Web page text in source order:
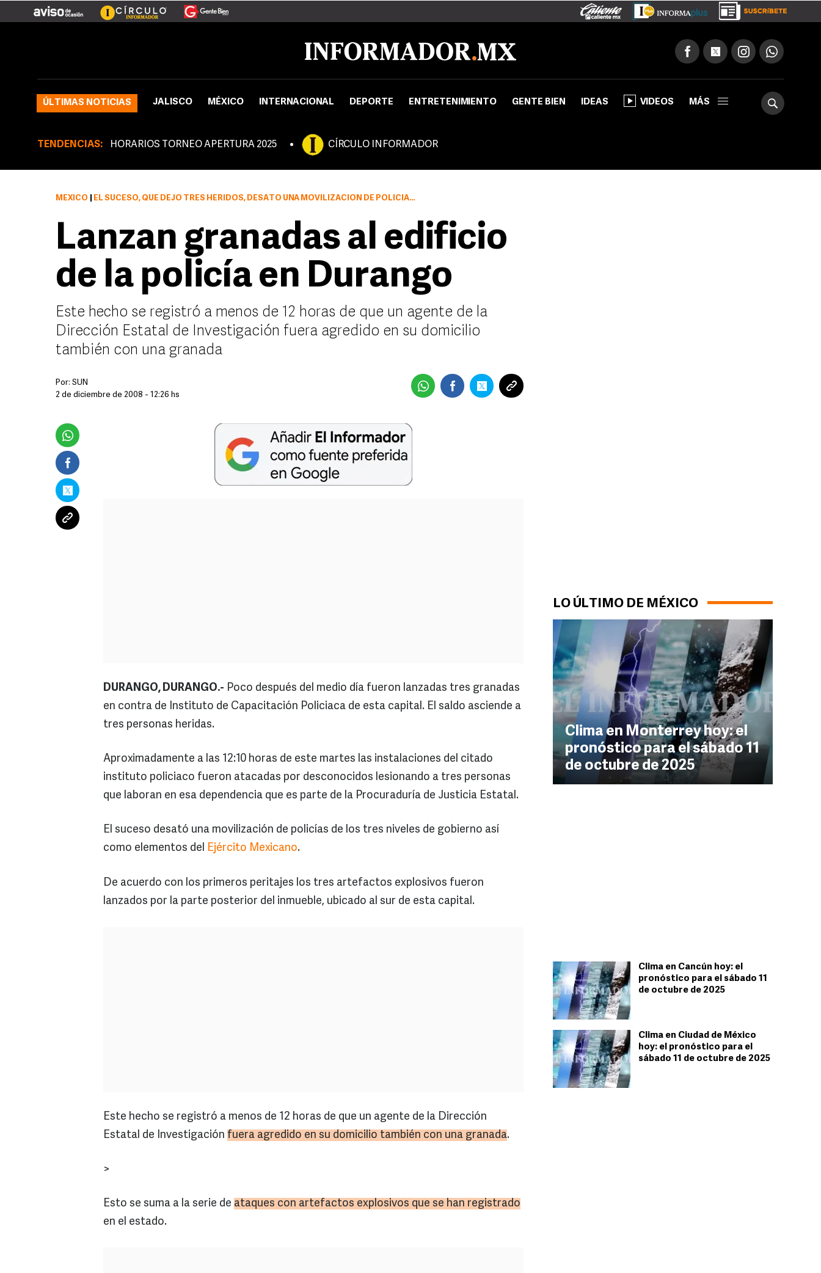
ÚLTIMAS NOTICIAS JALISCO MÉXICO INTERNACIONAL DEPORTE ENTRETENIMIENTO GENTE BIEN IDEAS VIDEOS MÁS
TENDENCIAS: HORARIOS TORNEO APERTURA 2025 CÍRCULO INFORMADOR
LO ÚLTIMO DE MÉXICO
Clima en Monterrey hoy: el
pronóstico para el sábado 11
de octubre de 2025
Clima en Cancún hoy: el
pronóstico para el sábado 11
de octubre de 2025
Clima en Ciudad de México
hoy: el pronóstico para el
sábado 11 de octubre de 2025
MÉXICO EL SUCESO, QUE DEJÓ TRES HERIDOS, DESATÓ UNA MOVILIZACIÓN DE POLICÍAS DE LOS TRES NIVELES DE GOBIERNO ASÍ COMO ELEMENTOS DEL EJÉRCITO
Lanzan granadas al edificio
de la policía en Durango
Este hecho se registró a menos de 12 horas de que un agente de la
Dirección Estatal de Investigación fuera agredido en su domicilio
también con una granada
Por: SUN
2 de diciembre de 2008 - 12:26 hs
DURANGO, DURANGO.- Poco después del medio día fueron lanzadas tres granadas
en contra de Instituto de Capacitación Policiaca de esta capital. El saldo asciende a
tres personas heridas.
Aproximadamente a las 12:10 horas de este martes las instalaciones del citado
instituto policiaco fueron atacadas por desconocidos lesionando a tres personas
que laboran en esa dependencia que es parte de la Procuraduría de Justicia Estatal.
El suceso desató una movilización de policías de los tres niveles de gobierno así
como elementos del Ejército Mexicano.
De acuerdo con los primeros peritajes los tres artefactos explosivos fueron
lanzados por la parte posterior del inmueble, ubicado al sur de esta capital.
Este hecho se registró a menos de 12 horas de que un agente de la Dirección
Estatal de Investigación fuera agredido en su domicilio también con una granada.
>
Esto se suma a la serie de ataques con artefactos explosivos que se han registrado
en el estado.